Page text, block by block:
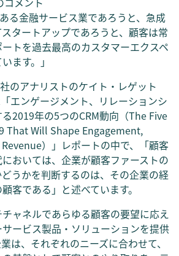
る金融サービス業であろうと、急成
タートアップであろうと、顧客は常
トを過去最高のカスタマーエクスペ
ます。」
のアナリストのケイト・レゲット
エンゲージメント、リレーションシ
2019年の5つのCRM動向（The Five
That Will Shape Engagement,
）」レポートの中で、「顧客
おいては、企業が顧客ファーストの
うかを判断するのは、その企業の経
客である」と述べています。
ャネルであらゆる顧客の要望に応え
ービス製品・ソリューションを提供
は、それぞれのニーズに合わせて、